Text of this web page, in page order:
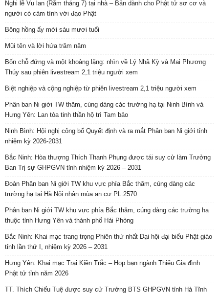
Nghi lễ Vu lan (Rằm tháng 7) tại nhà – Bản dành cho Phật tử sơ cơ và
người có cảm tình với đạo Phật
Bông hồng ấy mới sáu mươi tuổi
Mũi tên và lời hứa trăm năm
Bốn chỗ đứng và một khoảng lặng: nhìn về Lý Nhã Kỳ và Mai Phương
Thúy sau phiên livestream 2,1 triệu người xem
Biệt nghiệp và cộng nghiệp từ phiên livestream 2,1 triệu người xem
Phân ban Ni giới TW thăm, cúng dàng các trường hạ tại Ninh Bình và
Hưng Yên: Lan tỏa tinh thần hộ trì Tam bảo
Ninh Bình: Hội nghị công bố Quyết định và ra mắt Phân ban Ni giới tỉnh
nhiệm kỳ 2026-2031
Bắc Ninh: Hòa thượng Thích Thanh Phụng được tái suy cử làm Trưởng
Ban Trị sự GHPGVN tỉnh nhiệm kỳ 2026 – 2031
Đoàn Phân ban Ni giới TW khu vực phía Bắc thăm, cúng dàng các
trường hạ tại Hà Nội nhân mùa an cư PL.2570
Phân ban Ni giới TW khu vực phía Bắc thăm, cúng dàng các trường hạ
thuộc tỉnh Hưng Yên và thành phố Hải Phòng
Bắc Ninh: Khai mạc trang trọng Phiên thứ nhất Đại hội đại biểu Phật giáo
tỉnh lần thứ I, nhiệm kỳ 2026 – 2031
Hưng Yên: Khai mạc Trại Kiền Trắc – Họp bạn ngành Thiếu Gia đình
Phật tử tỉnh năm 2026
TT. Thích Chiếu Tuệ được suy cử Trưởng BTS GHPGVN tỉnh Hà Tĩnh